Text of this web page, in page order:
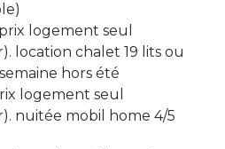
logement seul
location chalet 19 lits ou
hors été
logement seul
nuitée mobil home 4/5